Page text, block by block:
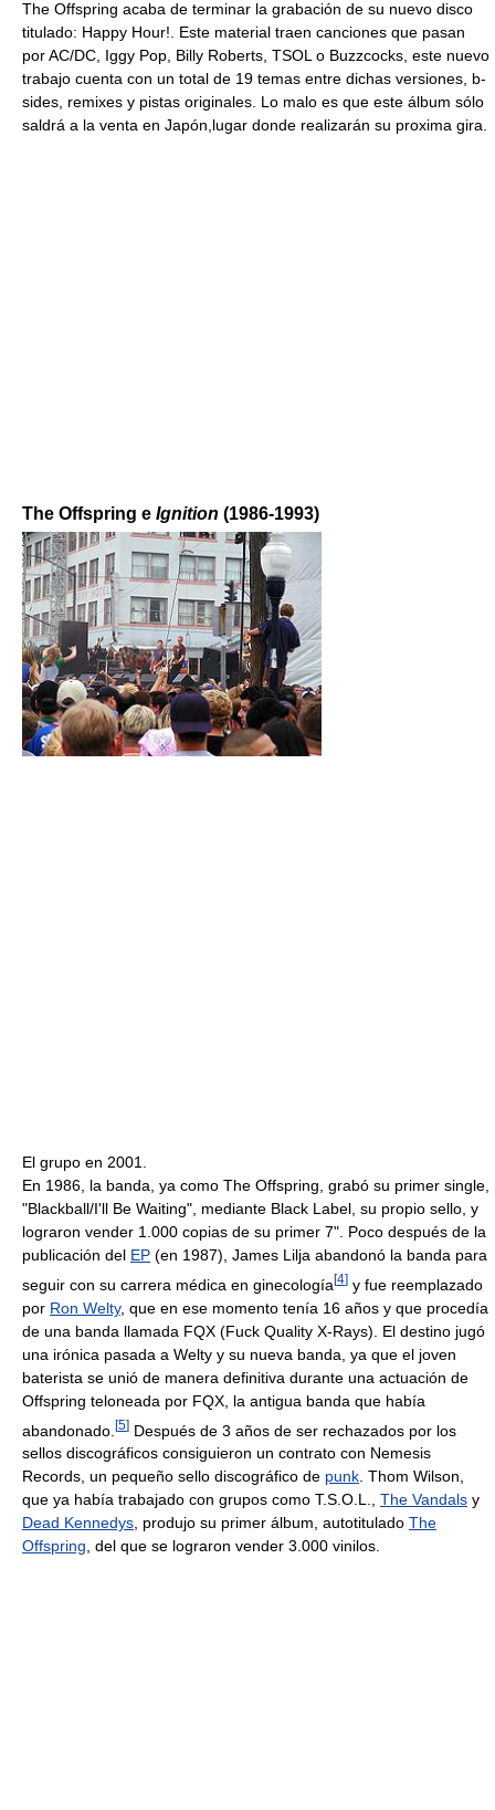
The Offspring acaba de terminar la grabación de su nuevo disco
titulado: Happy Hour!. Este material traen canciones que pasan
por AC/DC, Iggy Pop, Billy Roberts, TSOL o Buzzcocks, este nuevo
trabajo cuenta con un total de 19 temas entre dichas versiones, b-
sides, remixes y pistas originales. Lo malo es que este álbum sólo
saldrá a la venta en Japón,lugar donde realizarán su proxima gira.
The Offspring e Ignition (1986-1993)
El grupo en 2001.
En 1986, la banda, ya como The Offspring, grabó su primer single,
"Blackball/I'll Be Waiting", mediante Black Label, su propio sello, y
lograron vender 1.000 copias de su primer 7". Poco después de la
publicación del EP (en 1987), James Lilja abandonó la banda para
seguir con su carrera médica en ginecología[4] y fue reemplazado
por Ron Welty, que en ese momento tenía 16 años y que procedía
de una banda llamada FQX (Fuck Quality X-Rays). El destino jugó
una irónica pasada a Welty y su nueva banda, ya que el joven
baterista se unió de manera definitiva durante una actuación de
Offspring teloneada por FQX, la antigua banda que había
abandonado. [5] Después de 3 años de ser rechazados por los
sellos discográficos consiguieron un contrato con Nemesis
Records, un pequeño sello discográfico de punk. Thom Wilson,
que ya había trabajado con grupos como T.S.O.L., The Vandals y
Dead Kennedys, produjo su primer álbum, autotitulado The
Offspring, del que se lograron vender 3.000 vinilos.